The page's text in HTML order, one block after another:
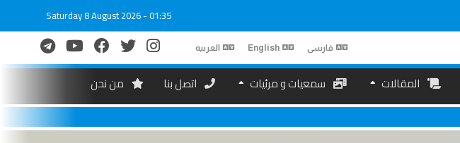
فارسی English العربیه
Saturday 8 August 2026 - 01:35
المقالات سمعیات و مرئیات اتصل بنا من نحن